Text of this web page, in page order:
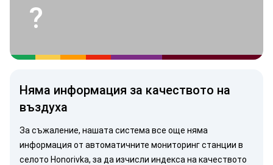
?
Няма информация за качеството на
въздуха
За съжаление, нашата система все още няма
информация от автоматичните мониторинг станции в
селото Honorivka, за да изчисли индекса на качеството